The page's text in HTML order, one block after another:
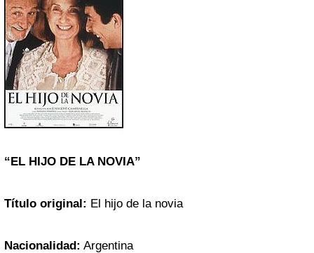
“EL HIJO DE LA NOVIA”
Título original: El hijo de la novia
Nacionalidad: Argentina